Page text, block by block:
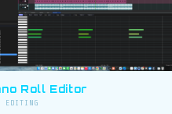
Roll Editor
EDITING